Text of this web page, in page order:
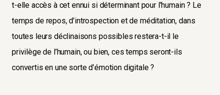
t-elle accès à cet ennui si déterminant pour l’humain ? Le
temps de repos, d’introspection et de méditation, dans
toutes leurs déclinaisons possibles restera-t-il le
privilège de l’humain, ou bien, ces temps seront-ils
convertis en une sorte d’émotion digitale ?